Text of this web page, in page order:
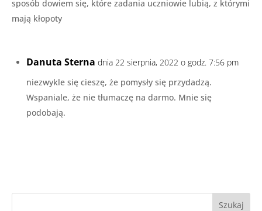
sposób dowiem się, które zadania uczniowie lubią, z którymi
mają kłopoty
Danuta Sterna dnia 22 sierpnia, 2022 o godz. 7:56 pm
niezwykle się cieszę, że pomysły się przydadzą.
Wspaniale, że nie tłumaczę na darmo. Mnie się
podobają.
Szukaj